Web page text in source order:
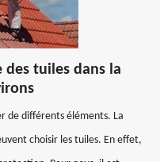
tuiles dans la
de différents éléments. La
choisir les tuiles. En effet,